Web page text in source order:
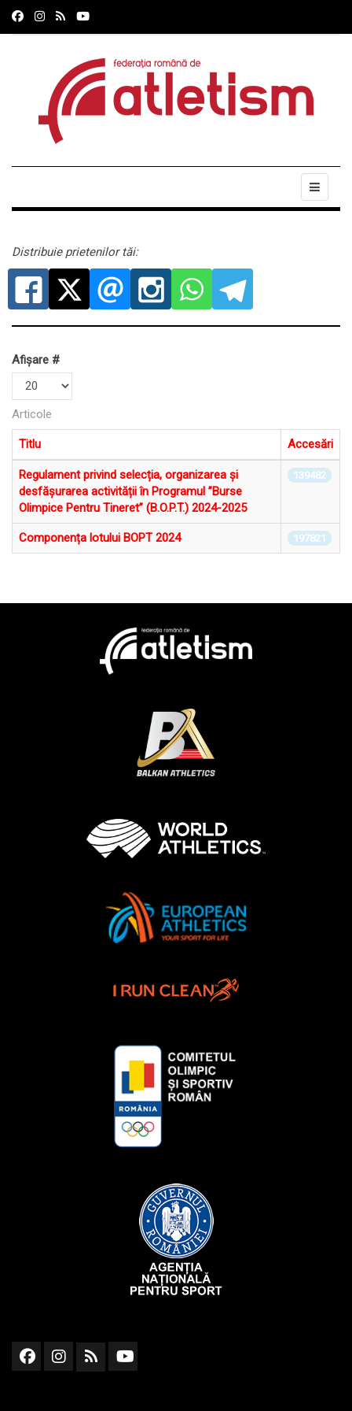
Distribuie prietenilor tăi:
Afișare #
Articole
Titlu Accesări
Regulament privind selecția, organizarea și
desfășurarea activității în Programul ”Burse
Olimpice Pentru Tineret” (B.O.P.T.) 2024-2025
139482
Componența lotului BOPT 2024 197821